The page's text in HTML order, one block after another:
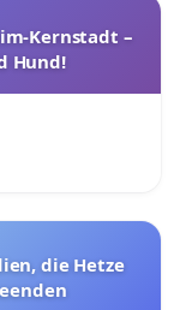
Kernstadt –
Hund!
die Hetze